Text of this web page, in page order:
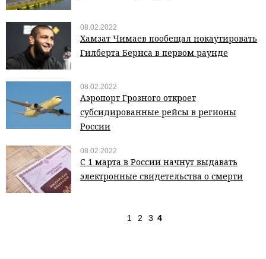
08.02.2022
Хамзат Чимаев пообещал нокаутировать
Гилберта Бернса в первом раунде
08.02.2022
Аэропорт Грозного откроет
субсидированные рейсы в регионы
России
08.02.2022
С 1 марта в России начнут выдавать
электронные свидетельства о смерти
1 2 3 4